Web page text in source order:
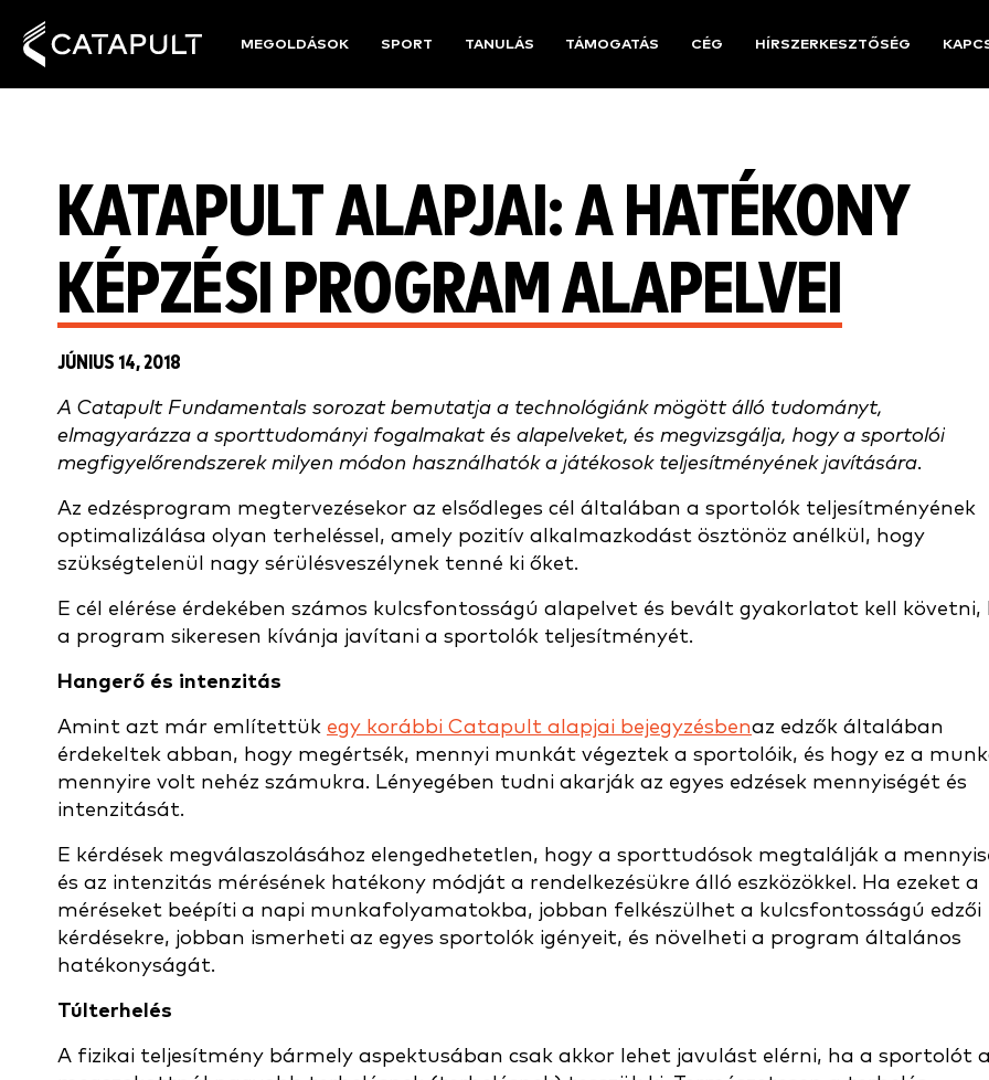
MEGOLDÁSOK SPORT TANULÁS TÁMOGATÁS CÉG HÍRSZERKESZTŐSÉG
KATAPULT ALAPJAI: A HATÉKONY
KÉPZÉSI PROGRAM ALAPELVEI
JÚNIUS 14, 2018
A Catapult Fundamentals sorozat bemutatja a technológiánk mögött álló tudományt,
elmagyarázza a sporttudományi fogalmakat és alapelveket, és megvizsgálja, hogy a sportolói
megfigyelőrendszerek milyen módon használhatók a játékosok teljesítményének javítására.
Az edzésprogram megtervezésekor az elsődleges cél általában a sportolók teljesítményének
optimalizálása olyan terheléssel, amely pozitív alkalmazkodást ösztönöz anélkül, hogy
szükségtelenül nagy sérülésveszélynek tenné ki őket.
E cél elérése érdekében számos kulcsfontosságú alapelvet és bevált gyakorlatot kell követni,
a program sikeresen kívánja javítani a sportolók teljesítményét.
Hangerő és intenzitás
Amint azt már említettük egy korábbi Catapult alapjai bejegyzésbenaz edzők általában
érdekeltek abban, hogy megértsék, mennyi munkát végeztek a sportolóik, és hogy ez a
mennyire volt nehéz számukra. Lényegében tudni akarják az egyes edzések mennyiségét és
intenzitását.
E kérdések megválaszolásához elengedhetetlen, hogy a sporttudósok megtalálják a
és az intenzitás mérésének hatékony módját a rendelkezésükre álló eszközökkel. Ha ezeket a
méréseket beépíti a napi munkafolyamatokba, jobban felkészülhet a kulcsfontosságú edzői
kérdésekre, jobban ismerheti az egyes sportolók igényeit, és növelheti a program általános
hatékonyságát.
Túlterhelés
A fizikai teljesítmény bármely aspektusában csak akkor lehet javulást elérni, ha a sportolót a